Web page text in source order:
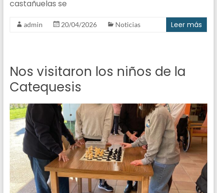
castañuelas se
admin 20/04/2026 Noticias Leer más
Nos visitaron los niños de la
Catequesis